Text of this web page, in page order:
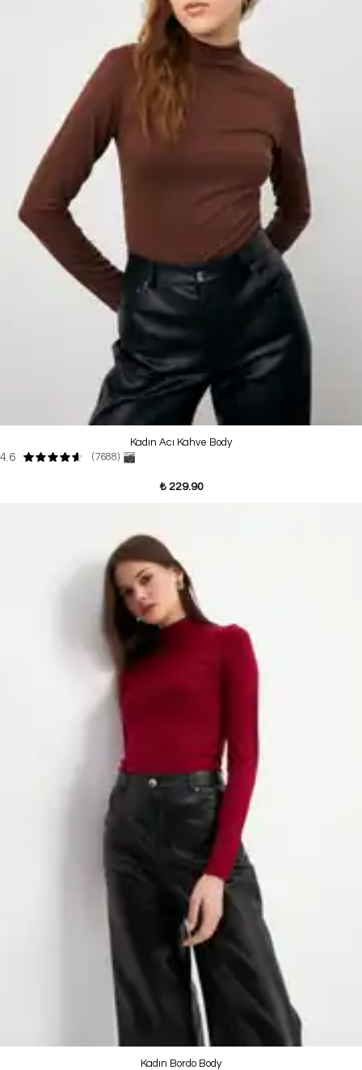
Kadın Acı Kahve Body
4.6 (7688)
₺ 229.90
Kadın Bordo Body